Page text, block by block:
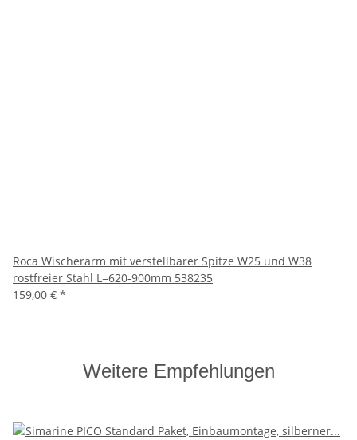
Roca Wischerarm mit verstellbarer Spitze W25 und W38
rostfreier Stahl L=620-900mm 538235
159,00 € *
Weitere Empfehlungen